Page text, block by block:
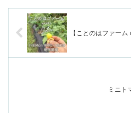
【ことのはファー
ミニト